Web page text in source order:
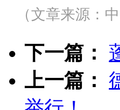
（文章来源：
下一篇：
上一篇：